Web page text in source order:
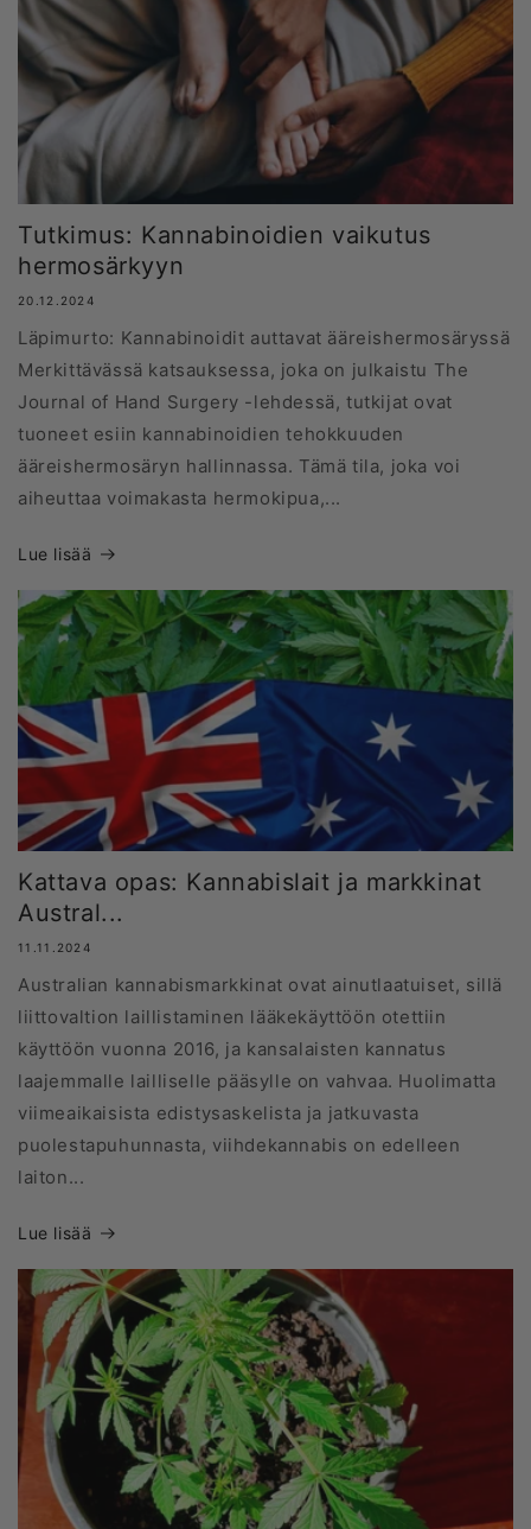
Tutkimus: Kannabinoidien vaikutus
hermosärkyyn
20.12.2024
Läpimurto: Kannabinoidit auttavat ääreishermosäryssä
Merkittävässä katsauksessa, joka on julkaistu The
Journal of Hand Surgery -lehdessä, tutkijat ovat
tuoneet esiin kannabinoidien tehokkuuden
ääreishermosäryn hallinnassa. Tämä tila, joka voi
aiheuttaa voimakasta hermokipua,...
Lue lisää
Kattava opas: Kannabislait ja markkinat
Austral...
11.11.2024
Australian kannabismarkkinat ovat ainutlaatuiset, sillä
liittovaltion laillistaminen lääkekäyttöön otettiin
käyttöön vuonna 2016, ja kansalaisten kannatus
laajemmalle lailliselle pääsylle on vahvaa. Huolimatta
viimeaikaisista edistysaskelista ja jatkuvasta
puolestapuhunnasta, viihdekannabis on edelleen
laiton...
Lue lisää